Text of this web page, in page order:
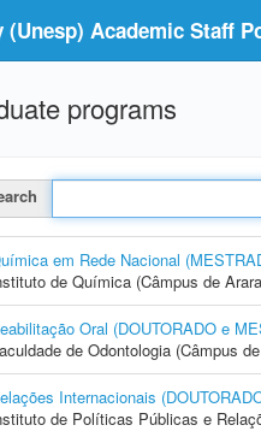
Academic Staff
programs
em Rede Nacional
de Química (Câmpus de
Oral (DOUTORADO e
de Odontologia (Câmpus
Internacionais
de Políticas Públicas e